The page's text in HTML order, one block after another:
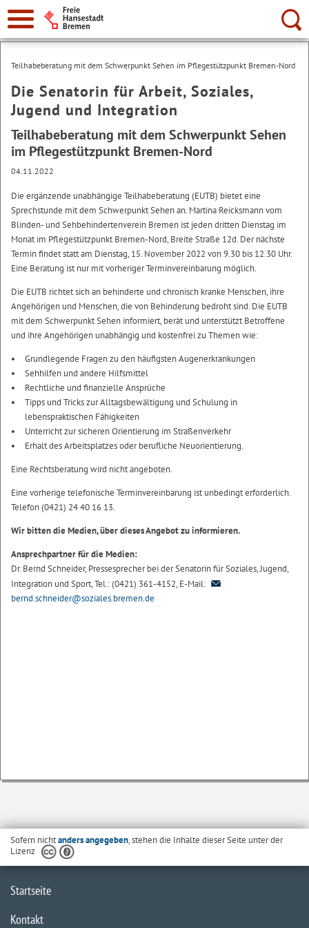
Suche:
Teilhabeberatung mit dem Schwerpunkt Sehen im Pflegestützpunkt Bremen-Nord
Die Senatorin für Arbeit, Soziales,
Jugend und Integration
Teilhabeberatung mit dem Schwerpunkt Sehen
im Pflegestützpunkt Bremen-Nord
04.11.2022
Die ergänzende unabhängige Teilhabeberatung (EUTB) bietet eine
Sprechstunde mit dem Schwerpunkt Sehen an. Martina Reicksmann vom
Blinden- und Sehbehindertenverein Bremen ist jeden dritten Dienstag im
Monat im Pflegestützpunkt Bremen-Nord, Breite Straße 12d. Der nächste
Termin findet statt am Dienstag, 15. November 2022 von 9.30 bis 12.30 Uhr.
Eine Beratung ist nur mit vorheriger Terminvereinbarung möglich.
Die EUTB richtet sich an behinderte und chronisch kranke Menschen, ihre
Angehörigen und Menschen, die von Behinderung bedroht sind. Die EUTB
mit dem Schwerpunkt Sehen informiert, berät und unterstützt Betroffene
und ihre Angehörigen unabhängig und kostenfrei zu Themen wie:
Grundlegende Fragen zu den häufigsten Augenerkrankungen
Sehhilfen und andere Hilfsmittel
Rechtliche und finanzielle Ansprüche
Tipps und Tricks zur Alltagsbewältigung und Schulung in
lebenspraktischen Fähigkeiten
Unterricht zur sicheren Orientierung im Straßenverkehr
Erhalt des Arbeitsplatzes oder berufliche Neuorientierung.
Eine Rechtsberatung wird nicht angeboten.
Eine vorherige telefonische Terminvereinbarung ist unbedingt erforderlich.
Telefon (0421) 24 40 16 13.
Wir bitten die Medien, über dieses Angebot zu informieren.
Ansprechpartner für die Medien:
Dr. Bernd Schneider, Pressesprecher bei der Senatorin für Soziales, Jugend,
Integration und Sport, Tel.: (0421) 361-4152, E-Mail:
bernd.schneider@soziales.bremen.de
Sofern nichtanders angegeben, stehen die Inhalte dieser Seite unter der
Lizenz
Startseite
Kontakt